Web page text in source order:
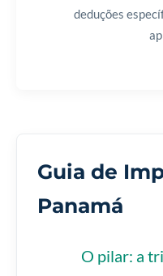
deduções
Guia de
Panamá
O pilar: a